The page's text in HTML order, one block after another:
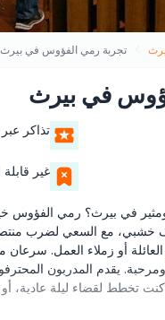
تجربة رمي الفؤوس في بيرث
في بيرث
تذاكر
غير قابلة
في بيرث؟ رمي الفؤوس خيار
مع السعي لضرب منتصف
أو زملاء العمل.
يقدم المدربون
تخطط لقضاء ليلة عادية،